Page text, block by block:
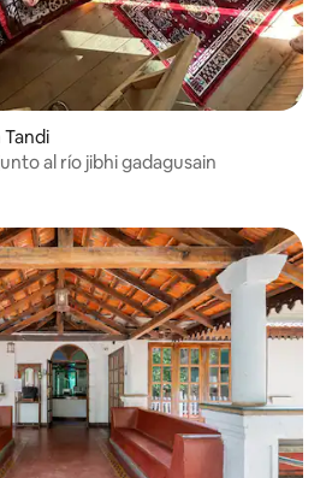
al río jibhi gadagusain